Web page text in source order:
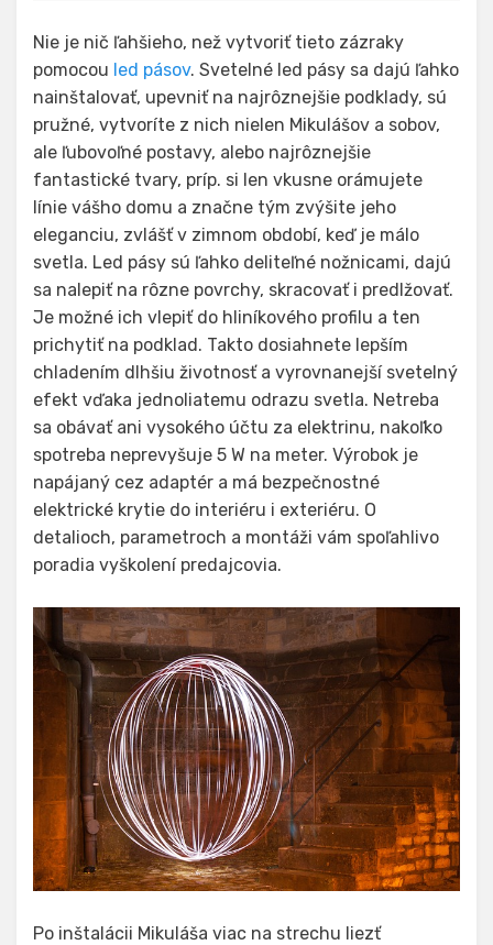
Nie je nič ľahšieho, než vytvoriť tieto zázraky
pomocou led pásov. Svetelné led pásy sa dajú ľahko
nainštalovať, upevniť na najrôznejšie podklady, sú
pružné, vytvoríte z nich nielen Mikulášov a sobov,
ale ľubovoľné postavy, alebo najrôznejšie
fantastické tvary, príp. si len vkusne orámujete
línie vášho domu a značne tým zvýšite jeho
eleganciu, zvlášť v zimnom období, keď je málo
svetla. Led pásy sú ľahko deliteľné nožnicami, dajú
sa nalepiť na rôzne povrchy, skracovať i predlžovať.
Je možné ich vlepiť do hliníkového profilu a ten
prichytiť na podklad. Takto dosiahnete lepším
chladením dlhšiu životnosť a vyrovnanejší svetelný
efekt vďaka jednoliatemu odrazu svetla. Netreba
sa obávať ani vysokého účtu za elektrinu, nakoľko
spotreba neprevyšuje 5 W na meter. Výrobok je
napájaný cez adaptér a má bezpečnostné
elektrické krytie do interiéru i exteriéru. O
detalioch, parametroch a montáži vám spoľahlivo
poradia vyškolení predajcovia.
Po inštalácii Mikuláša viac na strechu liezť